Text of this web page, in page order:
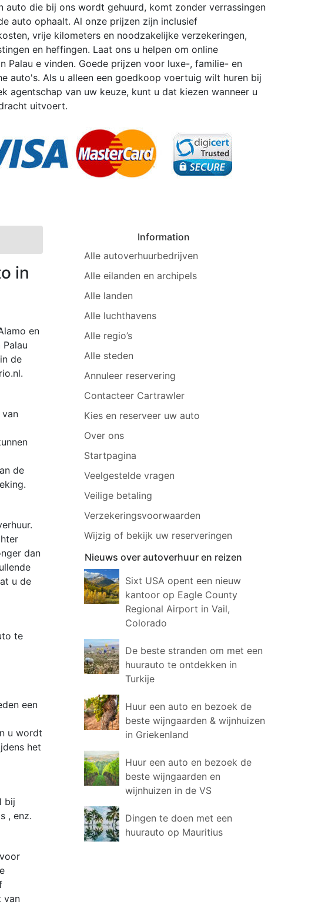
auto die bij ons wordt gehuurd, komt zonder verrassingen
auto ophaalt. Al onze prijzen zijn inclusief
vrije kilometers en noodzakelijke verzekeringen,
en heffingen. Laat ons u helpen om online
Palau e vinden. Goede prijzen voor luxe-, familie- en
auto's. Als u alleen een goedkoop voertuig wilt huren bij
agentschap van uw keuze, kunt u dat kiezen wanneer u
uitvoert.
in
en
de
de
dan
u de
te
een
u wordt
het
bij
, enz.
van
Information
Alle autoverhuurbedrijven
Alle eilanden en archipels
Alle landen
Alle luchthavens
Alle regio’s
Alle steden
Annuleer reservering
Contacteer Cartrawler
Kies en reserveer uw auto
Over ons
Startpagina
Veelgestelde vragen
Veilige betaling
Verzekeringsvoorwaarden
Wijzig of bekijk uw reserveringen
Nieuws over autoverhuur en reizen
Sixt USA opent een nieuw
kantoor op Eagle County
Regional Airport in Vail,
Colorado
De beste stranden om met een
huurauto te ontdekken in
Turkije
Huur een auto en bezoek de
beste wijngaarden & wijnhuizen
in Griekenland
Huur een auto en bezoek de
beste wijngaarden en
wijnhuizen in de VS
Dingen te doen met een
huurauto op Mauritius